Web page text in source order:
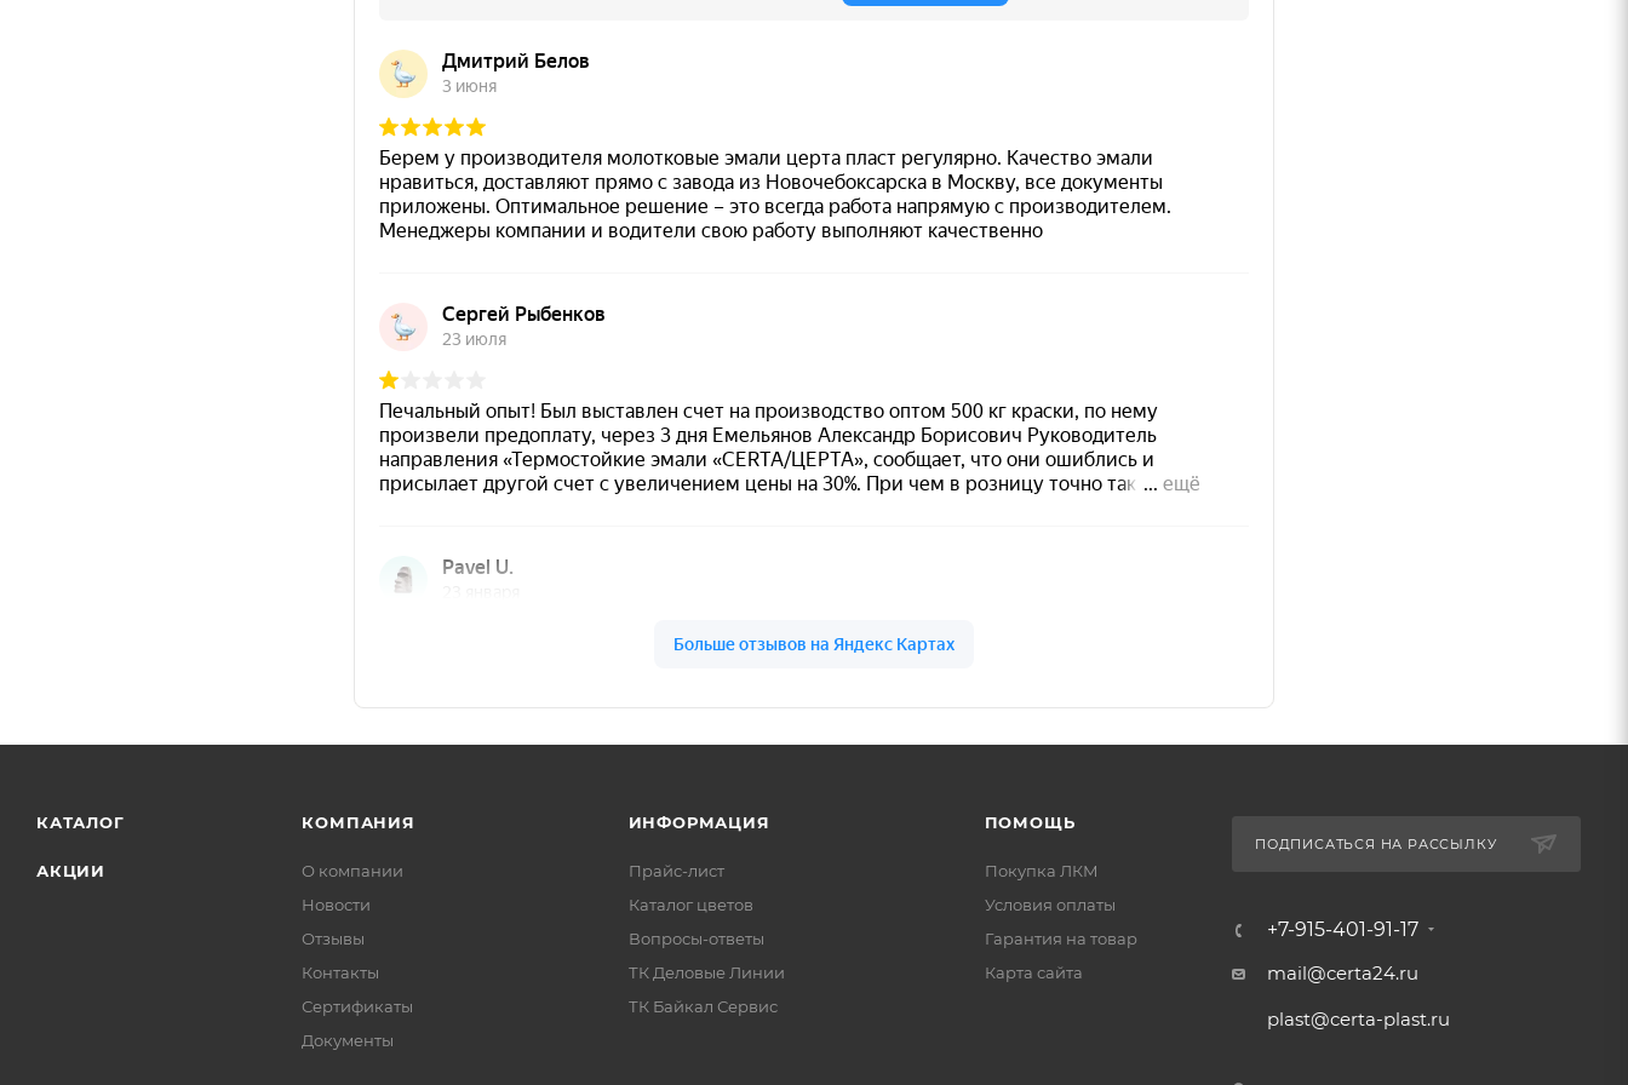
навыки или инструменты, достаточно лишь немного творческого подхода и эта эмаль поможет воплотить ваши идеи
КАТАЛОГ
АКЦИИ
КОМПАНИЯ
О компании
Новости
Отзывы
Контакты
Сертификаты
Документы
ИНФОРМАЦИЯ
Прайс-лист
Каталог цветов
Вопросы-ответы
ТК Деловые Линии
ТК Байкал Сервис
ПОМОЩЬ
Покупка ЛКМ
Условия оплаты
Гарантия на товар
Карта сайта
ПОДПИСАТЬСЯ НА РАССЫЛКУ
+7-915-401-91-17
mail@certa24.ru
plast@certa-plast.ru